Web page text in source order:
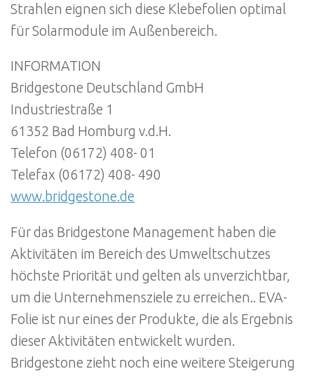
Strahlen eignen sich diese Klebefolien optimal
für Solarmodule im Außenbereich.
INFORMATION
Bridgestone Deutschland GmbH
Industriestraße 1
61352 Bad Homburg v.d.H.
Telefon (06172) 408- 01
Telefax (06172) 408- 490
www.bridgestone.de
Für das Bridgestone Management haben die
Aktivitäten im Bereich des Umweltschutzes
höchste Priorität und gelten als unverzichtbar,
um die Unternehmensziele zu erreichen.. EVA-
Folie ist nur eines der Produkte, die als Ergebnis
dieser Aktivitäten entwickelt wurden.
Bridgestone zieht noch eine weitere Steigerung